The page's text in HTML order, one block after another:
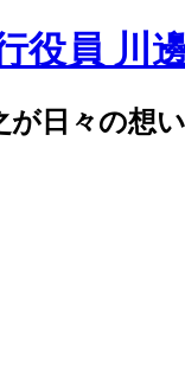
が日々の想